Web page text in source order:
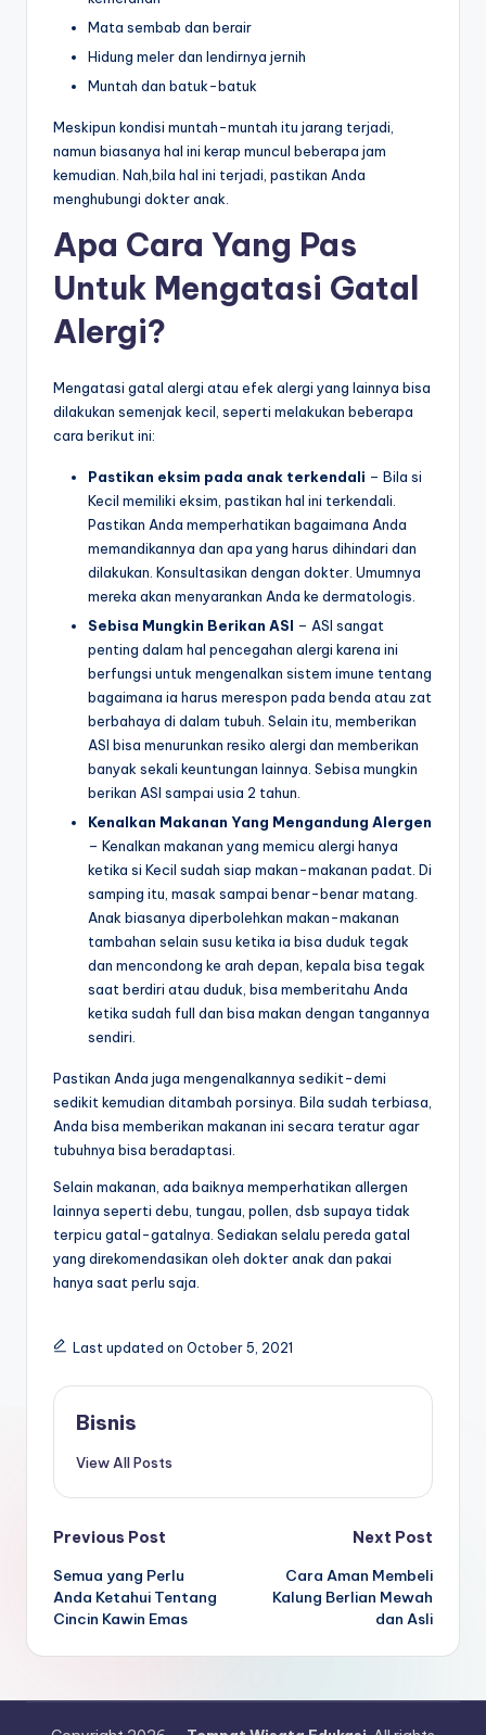
Mata sembab dan berair
Hidung meler dan lendirnya jernih
Muntah dan batuk-batuk
Meskipun kondisi muntah-muntah itu jarang terjadi,
namun biasanya hal ini kerap muncul beberapa jam
kemudian. Nah,bila hal ini terjadi, pastikan Anda
menghubungi dokter anak.
Apa Cara Yang Pas
Untuk Mengatasi Gatal
Alergi?
Mengatasi gatal alergi atau efek alergi yang lainnya bisa
dilakukan semenjak kecil, seperti melakukan beberapa
cara berikut ini:
Pastikan eksim pada anak terkendali – Bila si
Kecil memiliki eksim, pastikan hal ini terkendali.
Pastikan Anda memperhatikan bagaimana Anda
memandikannya dan apa yang harus dihindari dan
dilakukan. Konsultasikan dengan dokter. Umumnya
mereka akan menyarankan Anda ke dermatologis.
Sebisa Mungkin Berikan ASI – ASI sangat
penting dalam hal pencegahan alergi karena ini
berfungsi untuk mengenalkan sistem imune tentang
bagaimana ia harus merespon pada benda atau zat
berbahaya di dalam tubuh. Selain itu, memberikan
ASI bisa menurunkan resiko alergi dan memberikan
banyak sekali keuntungan lainnya. Sebisa mungkin
berikan ASI sampai usia 2 tahun.
Kenalkan Makanan Yang Mengandung Alergen
– Kenalkan makanan yang memicu alergi hanya
ketika si Kecil sudah siap makan-makanan padat. Di
samping itu, masak sampai benar-benar matang.
Anak biasanya diperbolehkan makan-makanan
tambahan selain susu ketika ia bisa duduk tegak
dan mencondong ke arah depan, kepala bisa tegak
saat berdiri atau duduk, bisa memberitahu Anda
ketika sudah full dan bisa makan dengan tangannya
sendiri.
Pastikan Anda juga mengenalkannya sedikit-demi
sedikit kemudian ditambah porsinya. Bila sudah terbiasa,
Anda bisa memberikan makanan ini secara teratur agar
tubuhnya bisa beradaptasi.
Selain makanan, ada baiknya memperhatikan allergen
lainnya seperti debu, tungau, pollen, dsb supaya tidak
terpicu gatal-gatalnya. Sediakan selalu pereda gatal
yang direkomendasikan oleh dokter anak dan pakai
hanya saat perlu saja.
Last updated on October 5, 2021
Bisnis
View All Posts
Post
navigation
Previous Post
Semua yang Perlu
Anda Ketahui Tentang
Cincin Kawin Emas
Next Post
Cara Aman Membeli
Kalung Berlian Mewah
dan Asli